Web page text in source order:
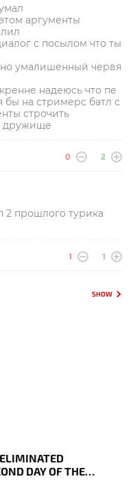
аргументы
с посылом что ты
умалишенный червя
надеюсь что пе
бы на стримерс батл с
строчить
дружище
0 2
2 прошлого турика
1 1
SHOW
DAY OF THE